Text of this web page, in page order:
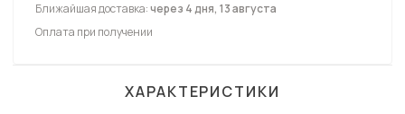
Ближайшая доставка:через 4 дня, 13 августа
Оплата при получении
ХАРАКТЕРИСТИКИ